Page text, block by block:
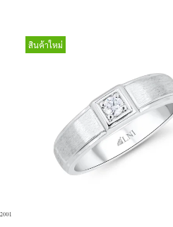
สินค้าใหม่